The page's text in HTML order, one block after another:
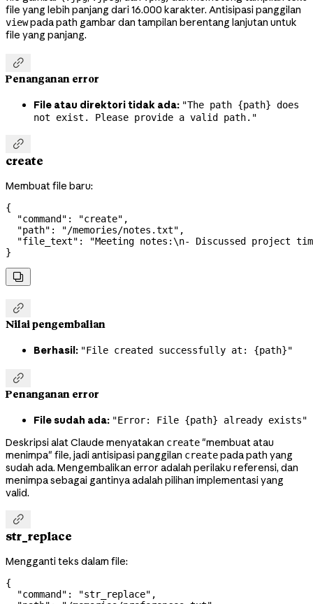
file yang lebih panjang dari 16.000 karakter. Antisipasi panggilan
viewpada path gambar dan tampilan berentang lanjutan untuk
file yang panjang.

Penanganan error
File atau direktori tidak ada: "The path {path} does
not exist. Please provide a valid path."

create
Membuat file baru:
{
  "command"
: "create" ,
  "path"
: "/memories/notes.txt" ,
  "file_text"
: "Meeting notes:\n- Discussed project
}


Nilai pengembalian
Berhasil: "File created successfully at: {path}"

Penanganan error
File sudah ada: "Error: File {path} already exists"
Deskripsi alat Claude menyatakan create"membuat atau
menimpa" file, jadi antisipasi panggilan createpada path yang
sudah ada. Mengembalikan error adalah perilaku referensi, dan
menimpa sebagai gantinya adalah pilihan implementasi yang
valid.

str_replace
Mengganti teks dalam file:
{
  "command"
: "str_replace" ,